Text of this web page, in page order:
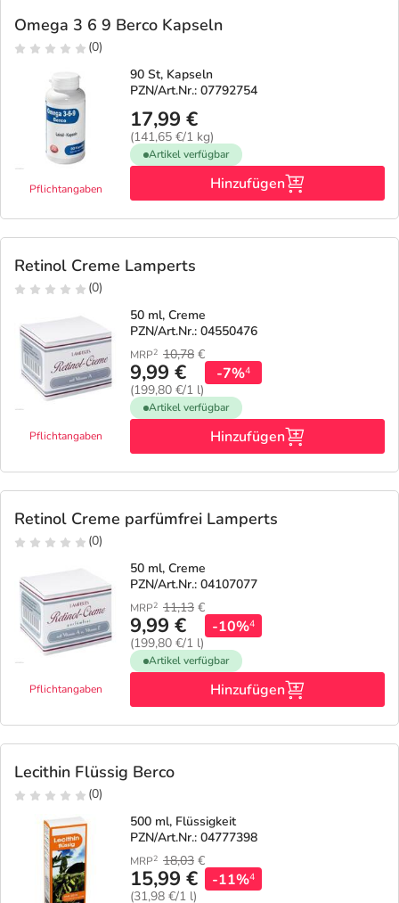
Omega 3 6 9 Berco Kapseln
(0)
Pflichtangaben
90 St, Kapseln
PZN/Art.Nr.: 07792754
17,99 €
(141,65 €/1 kg)
Artikel verfügbar
Hinzufügen
Retinol Creme Lamperts
(0)
Pflichtangaben
50 ml, Creme
PZN/Art.Nr.: 04550476
MRP2 10,78 €
9,99 €
(199,80 €/1 l)
-7%4
Artikel verfügbar
Hinzufügen
Retinol Creme parfümfrei Lamperts
(0)
Pflichtangaben
50 ml, Creme
PZN/Art.Nr.: 04107077
MRP2 11,13 €
9,99 €
(199,80 €/1 l)
-10%4
Artikel verfügbar
Hinzufügen
Lecithin Flüssig Berco
(0)
500 ml, Flüssigkeit
PZN/Art.Nr.: 04777398
MRP2 18,03 €
15,99 €
(31,98 €/1 l)
-11%4